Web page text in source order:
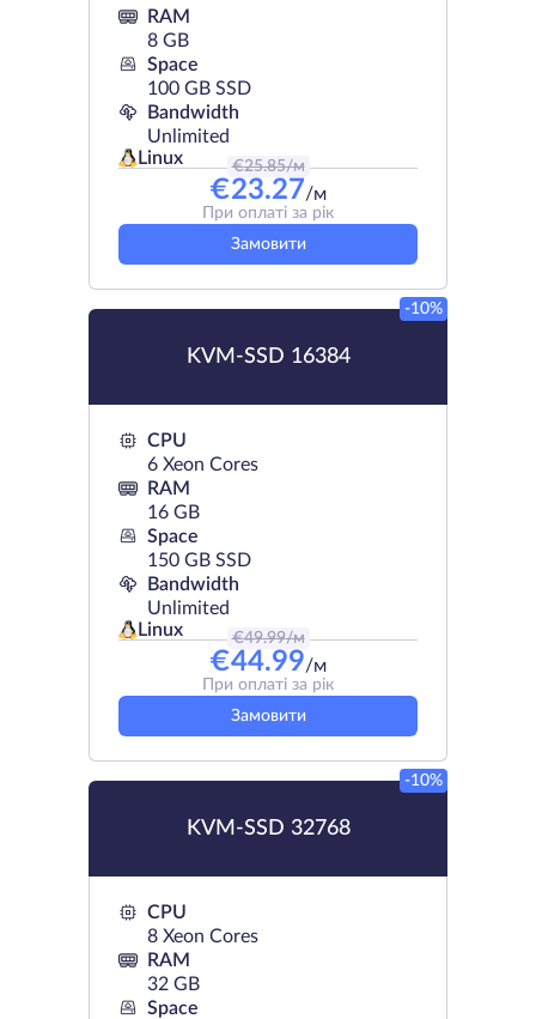
RAM
8 GB
Space
100 GB SSD
Bandwidth
Unlimited
Linux
€25.85/м
€23.27/м
При оплаті за рік
Замовити
KVM-SSD 16384
-10%
CPU
6 Xeon Cores
RAM
16 GB
Space
150 GB SSD
Bandwidth
Unlimited
Linux
€49.99/м
€44.99/м
При оплаті за рік
Замовити
KVM-SSD 32768
-10%
CPU
8 Xeon Cores
RAM
32 GB
Space